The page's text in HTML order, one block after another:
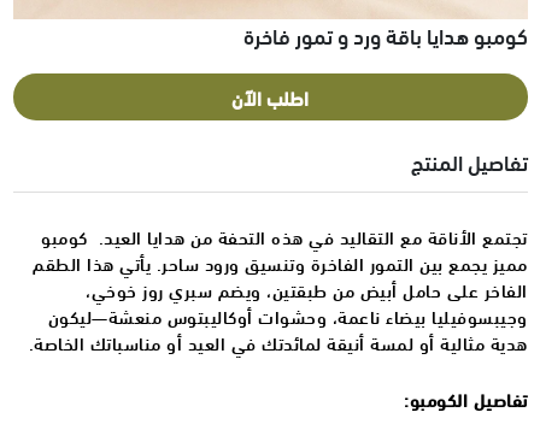
كومبو هدايا باقة ورد و تمور فاخرة
اطلب الآن
تفاصيل المنتج
تجتمع الأناقة مع التقاليد في هذه التحفة من هدايا العيد. كومبو
مميز يجمع بين التمور الفاخرة وتنسيق ورود ساحر. يأتي هذا الطقم
الفاخر على حامل أبيض من طبقتين، ويضم سبري روز خوخي،
وجيبسوفيليا بيضاء ناعمة، وحشوات أوكاليبتوس منعشة—ليكون
هدية مثالية أو لمسة أنيقة لمائدتك في العيد أو مناسباتك الخاصة.
تفاصيل الكومبو: